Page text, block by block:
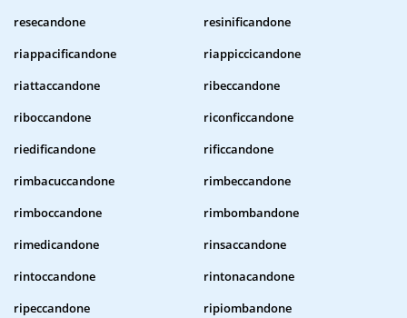
resecandone
resinificandone
riappacificandone
riappiccicandone
riattaccandone
ribeccandone
riboccandone
riconficcandone
riedificandone
rificcandone
rimbacuccandone
rimbeccandone
rimboccandone
rimbombandone
rimedicandone
rinsaccandone
rintoccandone
rintonacandone
ripeccandone
ripiombandone